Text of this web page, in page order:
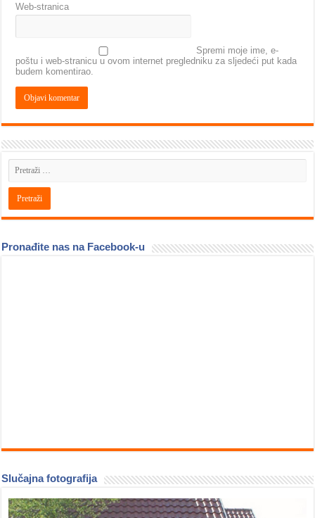
Web-stranica
Spremi moje ime, e-
poštu i web-stranicu u ovom internet pregledniku za sljedeći put kada
budem komentirao.
Pronađite nas na Facebook-u
Slučajna fotografija